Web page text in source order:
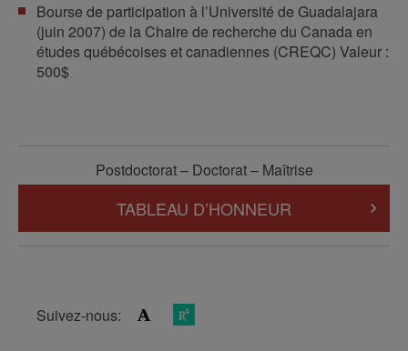
Bourse de participation à l’Université de Guadalajara
(juin 2007) de la Chaire de recherche du Canada en
études québécoises et canadiennes (CREQC) Valeur :
500$
Postdoctorat – Doctorat – Maîtrise
TABLEAU D’HONNEUR
Suivez-nous: